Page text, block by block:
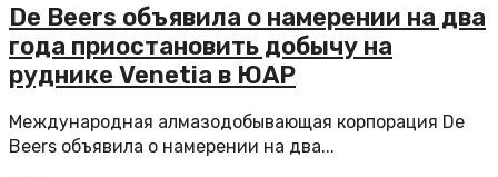
De Beers объявила о намерении на два
года приостановить добычу на
руднике Venetia в ЮАР
Международная алмазодобывающая корпорация De
Beers объявила о намерении на два...